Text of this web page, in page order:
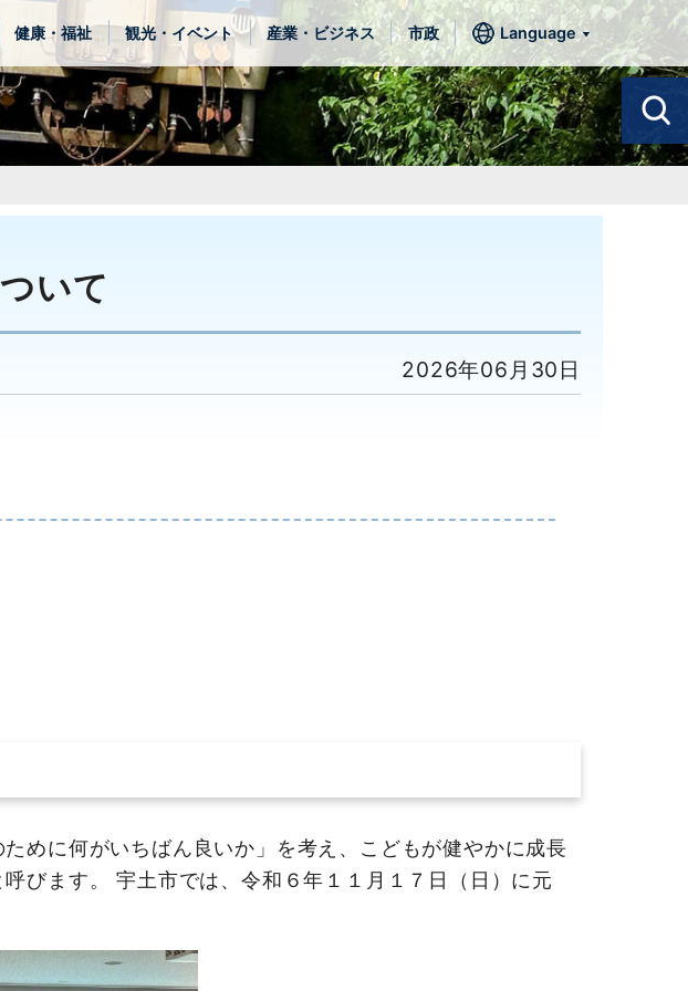
健康・福祉 観光・イベント 産業・ビジネス 市政 Language
いて
2026年06月30日
めに何がいちばん良いか」を考え、こどもが健やかに成長
びます。 宇土市では、令和６年１１月１７日（日）に元